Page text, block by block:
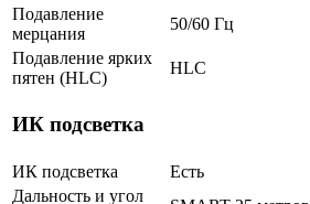
Подавление
мерцания
50/60 Гц
Подавление ярких
пятен (HLC)
HLC
ИК подсветка
ИК подсветка
Есть
Дальность и угол